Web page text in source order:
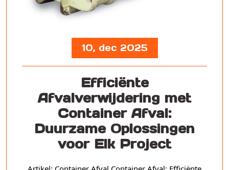
10, dec 2025
Efficiënte
Afvalverwijdering met
Container Afval:
Duurzame Oplossingen
voor Elk Project